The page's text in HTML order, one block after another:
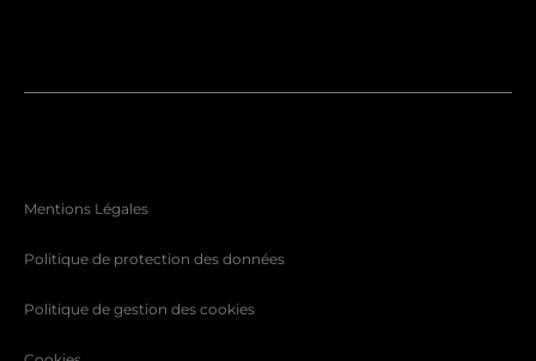
Mentions Légales
Politique de protection des données
Politique de gestion des cookies